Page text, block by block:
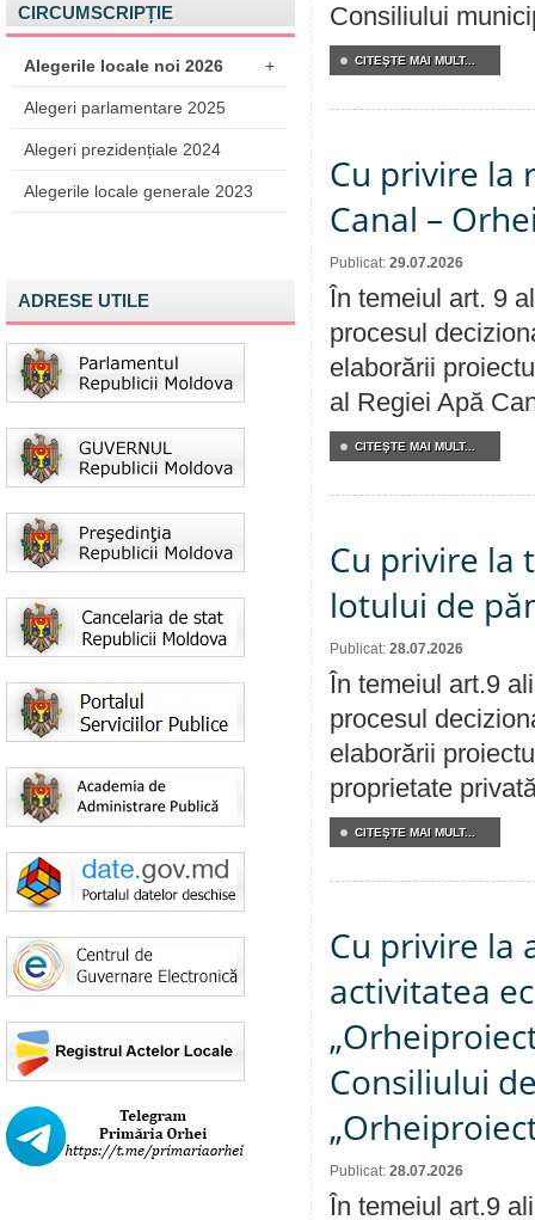
CIRCUMSCRIPȚIE
Alegerile locale noi 2026 +
Alegeri parlamentare 2025
Alegeri prezidențiale 2024
Alegerile locale generale 2023
ADRESE UTILE
Consiliului
CITEŞTE MAI MULT...
Cu privire la
Canal –
Publicat: 29.07.2026
În temeiul art. 9
procesul
elaborării
al Regiei Apă
CITEŞTE MAI MULT...
Cu privire la
lotului de
Publicat: 28.07.2026
În temeiul art.9
procesul
elaborării
proprietate
CITEŞTE MAI MULT...
Cu privire la
activitatea
Consiliului
Publicat: 28.07.2026
În temeiul art.9